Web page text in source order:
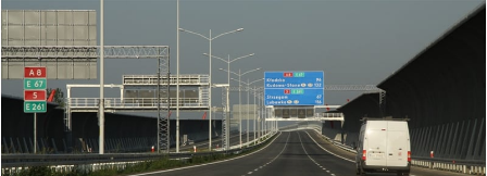
Kliknij, aby powiększyć